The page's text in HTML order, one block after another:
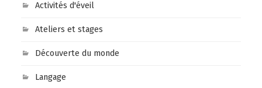
Activités d'éveil
Ateliers et stages
Découverte du monde
Langage